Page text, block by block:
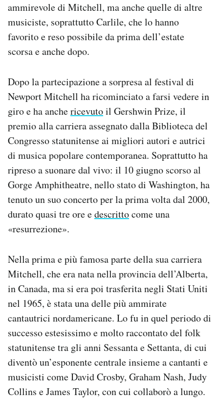
ammirevole di Mitchell, ma anche quelle di altre
musiciste, soprattutto Carlile, che lo hanno
favorito e reso possibile da prima dell’estate
scorsa e anche dopo.
Dopo la partecipazione a sorpresa al festival di
Newport Mitchell ha ricominciato a farsi vedere in
giro e ha anchericevutoil Gershwin Prize, il
premio alla carriera assegnato dalla Biblioteca del
Congresso statunitense ai migliori autori e autrici
di musica popolare contemporanea. Soprattutto ha
ripreso a suonare dal vivo: il 10 giugno scorso al
Gorge Amphitheatre, nello stato di Washington, ha
tenuto un suo concerto per la prima volta dal 2000,
durato quasi tre ore edescrittocome una
«resurrezione».
Nella prima e più famosa parte della sua carriera
Mitchell, che era nata nella provincia dell’Alberta,
in Canada, ma si era poi trasferita negli Stati Uniti
nel 1965, è stata una delle più ammirate
cantautrici nordamericane. Lo fu in quel periodo di
successo estesissimo e molto raccontato del folk
statunitense tra gli anni Sessanta e Settanta, di cui
diventò un’esponente centrale insieme a cantanti e
musicisti come David Crosby, Graham Nash, Judy
Collins e James Taylor, con cui collaborò a lungo.